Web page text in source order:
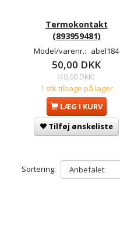
Termokontakt
(893959481)
Model/varenr.: abel184
50,00 DKK
(40,00 DKK)
1 stk tilbage på lager
LÆG I KURV
Tilføj ønskeliste
Sortering: